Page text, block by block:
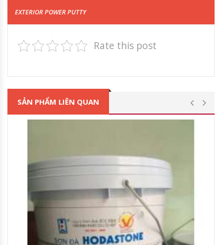
EXTERIOR POWER PUTTY
Rate this post
SẢN PHẨM LIÊN QUAN